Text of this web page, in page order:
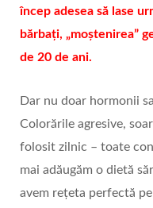
încep adesea să lase
bărbați, „moștenirea”
de 20 de ani.
Dar nu doar hormonii
Colorările agresive,
folosit zilnic – toate
mai adăugăm o dietă
avem rețeta perfectă